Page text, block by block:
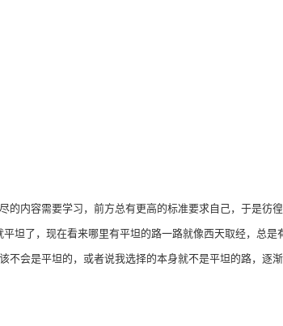
的内容需要学习，前方总有更高的标准要求自己，于是彷徨
坦了，现在看来哪里有平坦的路一路就像西天取经，总
会是平坦的，或者说我选择的本身就不是平坦的路，逐